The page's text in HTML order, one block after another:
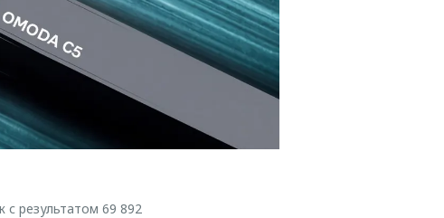
с результатом 69 892